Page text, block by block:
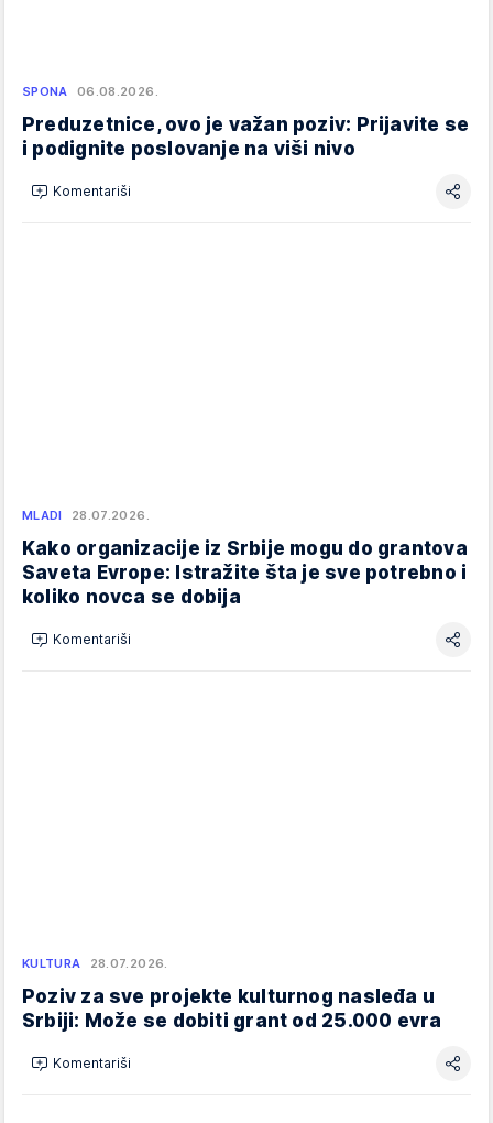
SPONA 06.08.2026.
Preduzetnice, ovo je važan poziv: Prijavite se
i podignite poslovanje na viši nivo
Komentariši
MLADI 28.07.2026.
Kako organizacije iz Srbije mogu do grantova
Saveta Evrope: Istražite šta je sve potrebno i
koliko novca se dobija
Komentariši
KULTURA 28.07.2026.
Poziv za sve projekte kulturnog nasleđa u
Srbiji: Može se dobiti grant od 25.000 evra
Komentariši